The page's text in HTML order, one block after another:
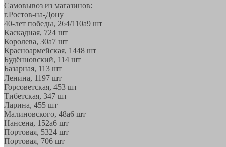
Самовывоз из магазинов:
г.Ростов-на-Дону
40-лет победы, 264/110а9 шт
Каскадная, 724 шт
Королева, 30а7 шт
Красноармейская, 1448 шт
Будённовский, 114 шт
Базарная, 113 шт
Ленина, 1197 шт
Горсоветская, 453 шт
Тибетская, 347 шт
Ларина, 455 шт
Малиновского, 48а6 шт
Нансена, 152а6 шт
Портовая, 5324 шт
Портовая, 706 шт